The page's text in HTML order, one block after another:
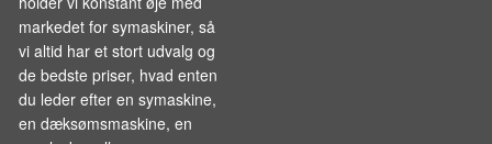
markedet forsymaskiner, så
vi altid har et stort udvalg og
de bedste priser, hvad enten
du leder efter en symaskine,
en dæksømsmaskine, en